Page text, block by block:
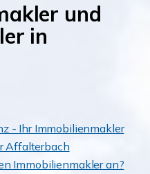
und
in
- Ihr Immobilienmakler
Affalterbach
Immobilienmakler an?